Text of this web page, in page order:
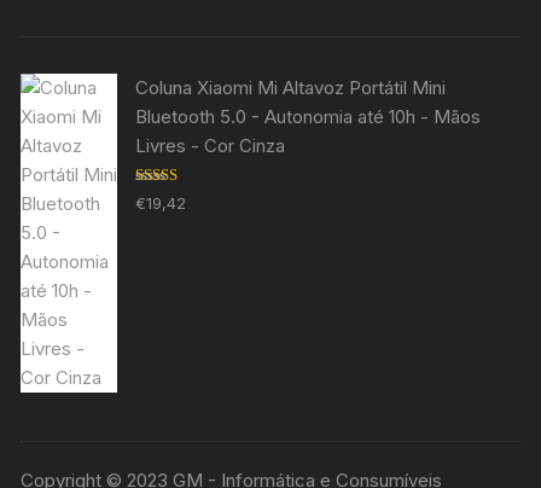
Coluna Xiaomi Mi Altavoz Portátil Mini
Bluetooth 5.0 - Autonomia até 10h - Mãos
Livres - Cor Cinza
Avaliação
5.00de 5
€19,42
Copyright © 2023 GM - Informática e Consumíveis